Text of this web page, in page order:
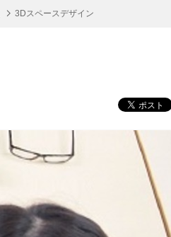
3Dスペースデザイン